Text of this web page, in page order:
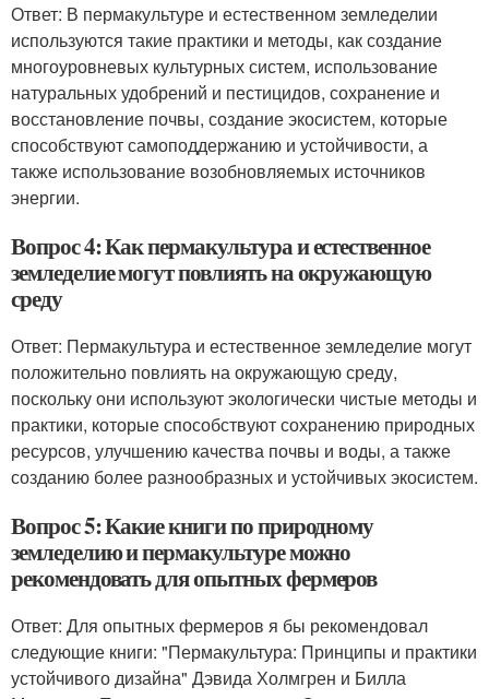
Ответ: В пермакультуре и естественном земледелии
используются такие практики и методы, как создание
многоуровневых культурных систем, использование
натуральных удобрений и пестицидов, сохранение и
восстановление почвы, создание экосистем, которые
способствуют самоподдержанию и устойчивости, а
также использование возобновляемых источников
энергии.
Вопрос 4: Как пермакультура и естественное
земледелие могут повлиять на окружающую
среду
Ответ: Пермакультура и естественное земледелие могут
положительно повлиять на окружающую среду,
поскольку они используют экологически чистые методы и
практики, которые способствуют сохранению природных
ресурсов, улучшению качества почвы и воды, а также
созданию более разнообразных и устойчивых экосистем.
Вопрос 5: Какие книги по природному
земледелию и пермакультуре можно
рекомендовать для опытных фермеров
Ответ: Для опытных фермеров я бы рекомендовал
следующие книги: "Пермакультура: Принципы и практики
устойчивого дизайна" Дэвида Холмгрен и Билла